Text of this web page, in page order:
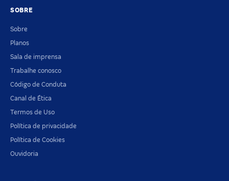
SOBRE
Sobre
Planos
Sala de imprensa
Trabalhe conosco
Código de Conduta
Canal de Ética
Termos de Uso
Política de privacidade
Política de Cookies
Ouvidoria